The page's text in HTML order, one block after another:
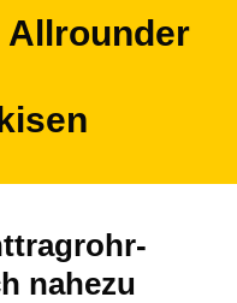
Allrounder
nahezu